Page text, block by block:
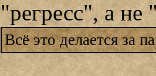
"регресс", а не
Всё это делается за